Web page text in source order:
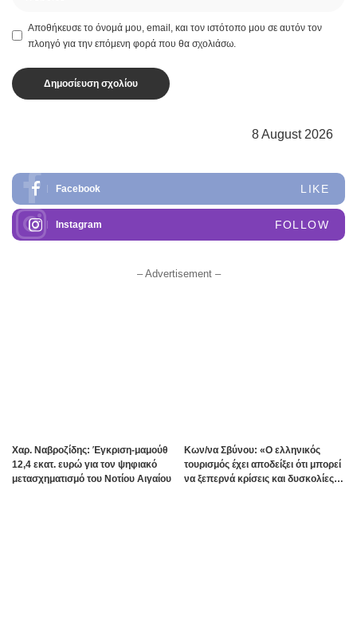
Αποθήκευσε το όνομά μου, email, και τον ιστότοπο μου σε αυτόν τον
πλοηγό για την επόμενη φορά που θα σχολιάσω.
8 August 2026
Facebook LIKE
Instagram FOLLOW
– Advertisement –
Χαρ. Ναβροζίδης: Έγκριση-μαμούθ
12,4 εκατ. ευρώ για τον ψηφιακό
μετασχηματισμό του Νοτίου Αιγαίου
Kων/να Σβύνου: «Ο ελληνικός
τουρισμός έχει αποδείξει ότι μπορεί
να ξεπερνά κρίσεις και δυσκολίες»